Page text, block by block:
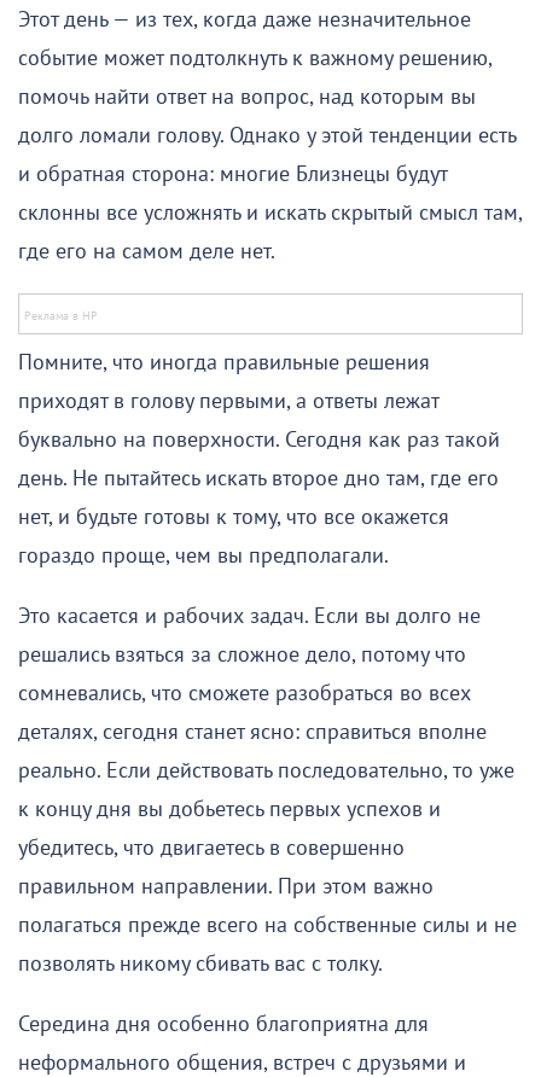
Этот день — из тех, когда даже незначительное
событие может подтолкнуть к важному решению,
помочь найти ответ на вопрос, над которым вы
долго ломали голову. Однако у этой тенденции есть
и обратная сторона: многие Близнецы будут
склонны все усложнять и искать скрытый смысл там,
где его на самом деле нет.
Помните, что иногда правильные решения
приходят в голову первыми, а ответы лежат
буквально на поверхности. Сегодня как раз такой
день. Не пытайтесь искать второе дно там, где его
нет, и будьте готовы к тому, что все окажется
гораздо проще, чем вы предполагали.
Это касается и рабочих задач. Если вы долго не
решались взяться за сложное дело, потому что
сомневались, что сможете разобраться во всех
деталях, сегодня станет ясно: справиться вполне
реально. Если действовать последовательно, то уже
к концу дня вы добьетесь первых успехов и
убедитесь, что двигаетесь в совершенно
правильном направлении. При этом важно
полагаться прежде всего на собственные силы и не
позволять никому сбивать вас с толку.
Середина дня особенно благоприятна для
неформального общения, встреч с друзьями и